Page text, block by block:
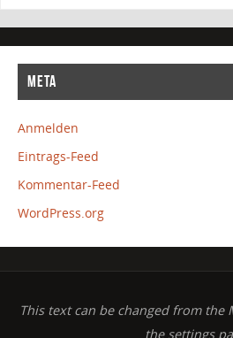
META
Anmelden
Eintrags-Feed
Kommentar-Feed
WordPress.org
This text can be changed from the
the settings